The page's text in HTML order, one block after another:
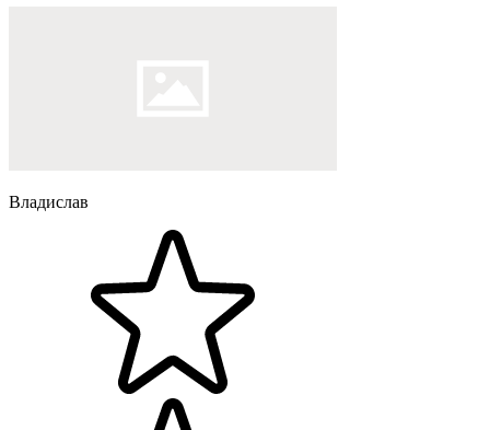
Владислав